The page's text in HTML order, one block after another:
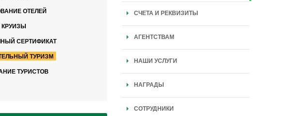
ОТЕЛЕЙ
СЕРТИФИКАТ
ТУРИЗМ
ТУРИСТОВ
СЧЕТА И РЕКВИЗИТЫ
АГЕНТСТВАМ
НАШИ УСЛУГИ
НАГРАДЫ
СОТРУДНИКИ